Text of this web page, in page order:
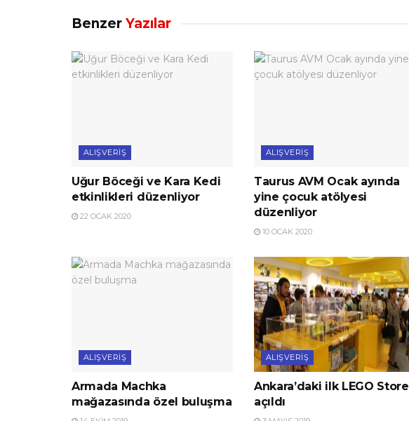
Benzer Yazılar
ALIŞVERIŞ
Uğur Böceği ve Kara Kedi
etkinlikleri düzenliyor
22 OCAK 2020
ALIŞVERIŞ
Taurus AVM Ocak ayında
yine çocuk atölyesi
düzenliyor
10 OCAK 2020
ALIŞVERIŞ
Armada Machka
mağazasında özel buluşma
ALIŞVERIŞ
Ankara’daki ilk LEGO Store
açıldı